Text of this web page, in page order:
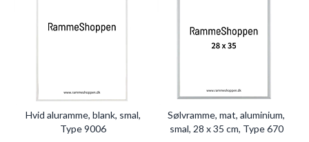
Hvid aluramme, blank, smal,
Type 9006
Sølvramme, mat, aluminium,
smal, 28 x 35 cm, Type 670